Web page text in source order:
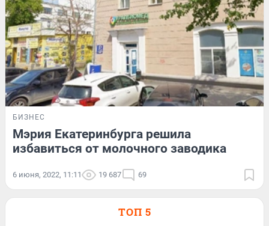
БИЗНЕС
Мэрия Екатеринбурга решила
избавиться от молочного заводика
6 июня, 2022, 11:11 19 687 69
ТОП 5